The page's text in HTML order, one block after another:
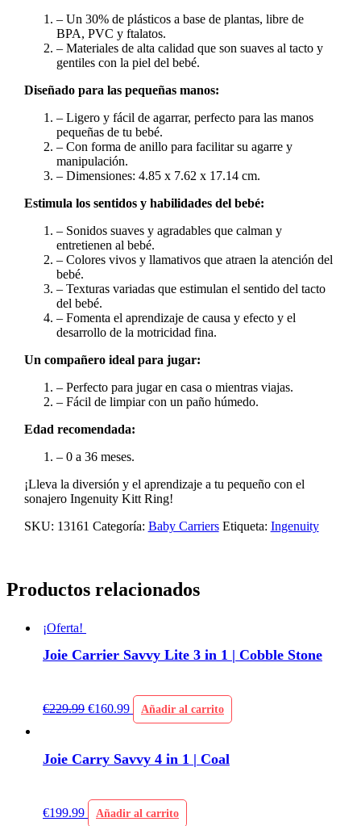
– Un 30% de plásticos a base de plantas, libre de
BPA, PVC y ftalatos.
– Materiales de alta calidad que son suaves al tacto y
gentiles con la piel del bebé.
Diseñado para las pequeñas manos:
– Ligero y fácil de agarrar, perfecto para las manos
pequeñas de tu bebé.
– Con forma de anillo para facilitar su agarre y
manipulación.
– Dimensiones: 4.85 x 7.62 x 17.14 cm.
Estimula los sentidos y habilidades del bebé:
– Sonidos suaves y agradables que calman y
entretienen al bebé.
– Colores vivos y llamativos que atraen la atención del
bebé.
– Texturas variadas que estimulan el sentido del tacto
del bebé.
– Fomenta el aprendizaje de causa y efecto y el
desarrollo de la motricidad fina.
Un compañero ideal para jugar:
– Perfecto para jugar en casa o mientras viajas.
– Fácil de limpiar con un paño húmedo.
Edad recomendada:
– 0 a 36 meses.
¡Lleva la diversión y el aprendizaje a tu pequeño con el
sonajero Ingenuity Kitt Ring!
SKU: 13161 Categoría: Baby Carriers Etiqueta: Ingenuity
Productos relacionados
¡Oferta!
Joie Carrier Savvy Lite 3 in 1 | Cobble Stone
€229.99 €160.99 Añadir al carrito
Joie Carry Savvy 4 in 1 | Coal
€199.99 Añadir al carrito